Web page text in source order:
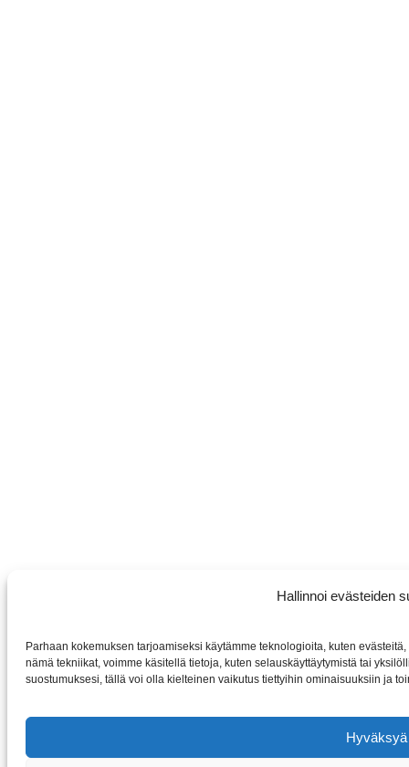
Hallinnoi evästeiden
Parhaan kokemuksen tarjoamiseksi käytämme teknologioita, kuten
nämä tekniikat, voimme käsitellä tietoja, kuten selauskäyttäytymistä tai
suostumuksesi, tällä voi olla kielteinen vaikutus tiettyihin ominaisuuksiin ja
Hyväksyä